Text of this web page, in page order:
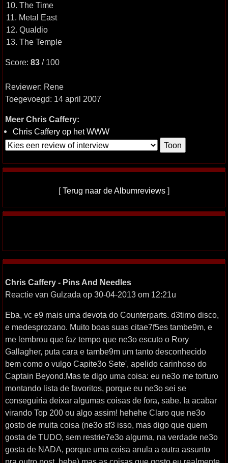
10. The Time
11. Metal East
12. Qualdio
13. The Temple
Score: 83 / 100
Reviewer: Rene
Toegevoegd: 14 april 2007
Meer Chris Caffery:
Chris Caffery op het WWW
[Terug naar de Albumreviews ]
Chris Caffery - Pins And Needles
Reactie van Gulzada op 30-04-2013 om 12:21u
Eba, vc e9 mais uma devota do Counterparts. d3timo disco,
e medesprozano. Muito boas suas citae7f5es tambe9m, e
me lembrou que faz tempo que ne3o escuto o Rory
Gallagher, puta cara e tambe9m um tanto desconhecido
bem como o vulgo Capite3o Sete', apelido carinhoso do
Captain Beyond.Mas te digo uma coisa: eu ne3o me torturo
montando lista de favoritos, porque eu ne3o sei se
conseguiria deixar algumas coisas de fora, sabe. Ia acabar
virando Top 200 ou algo assim! hehehe Claro que ne3o
gosto de muita coisa (ne3o sf3 isso, mas digo que quem
gosta de TUDO, sem restrie7e3o alguma, na verdade ne3o
gosta de NADA, porque uma coisa anula a outra assunto